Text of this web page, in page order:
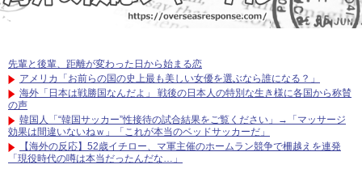
先輩と後輩、距離が変わった日から始まる恋
アメリカ「お前らの国の史上最も美しい女優を選ぶなら誰になる？」
海外「日本は戦勝国なんだよ」 戦後の日本人の特別な生き様に各国から称賛
の声
韓国人「“韓国サッカー”性接待の試合結果をご覧ください」→「マッサージ
効果は間違いないねｗ」「これが本当のベッドサッカーだ」
【海外の反応】52歳イチロー、マ軍主催のホームラン競争で柵越えを連発
「現役時代の噂は本当だったんだな…」